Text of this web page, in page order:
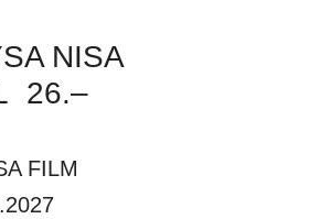
NISA
26.–
FILM